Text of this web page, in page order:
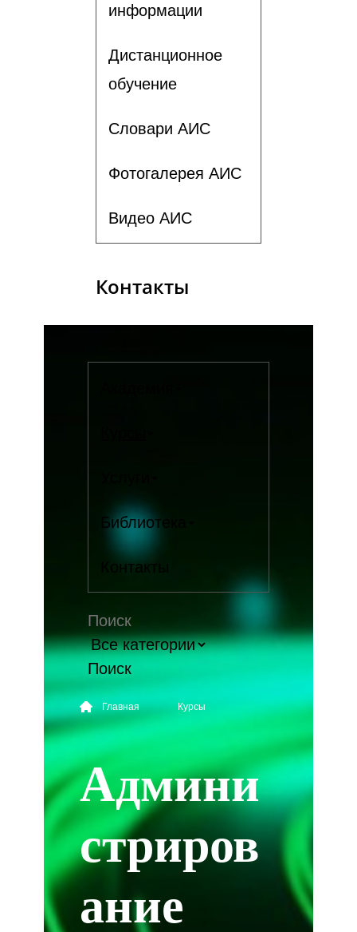
информации
Дистанционное
обучение
Словари АИС
Фотогалерея АИС
Видео АИС
Контакты
Библиотека
Контакты
Поиск
Главная Курсы
Админи
стриров
ание